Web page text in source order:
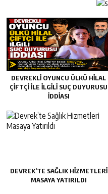
DEVREKLİ OYUNCU ÜLKÜ HİLAL
ÇİFTÇİ İLE İLGİLİ SUÇ DUYURUSU
İDDİASI
DEVREK’TE SAĞLIK HIZMETLERI
MASAYA YATIRILDI